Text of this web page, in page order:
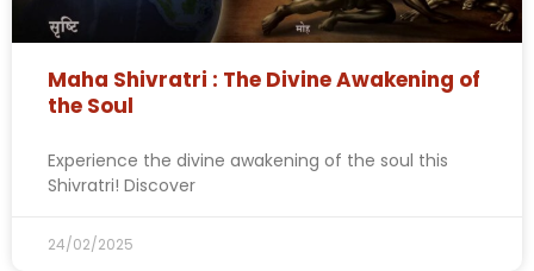
Maha Shivratri : The Divine Awakening of
the Soul
Experience the divine awakening of the soul this
Shivratri! Discover
24/02/2025